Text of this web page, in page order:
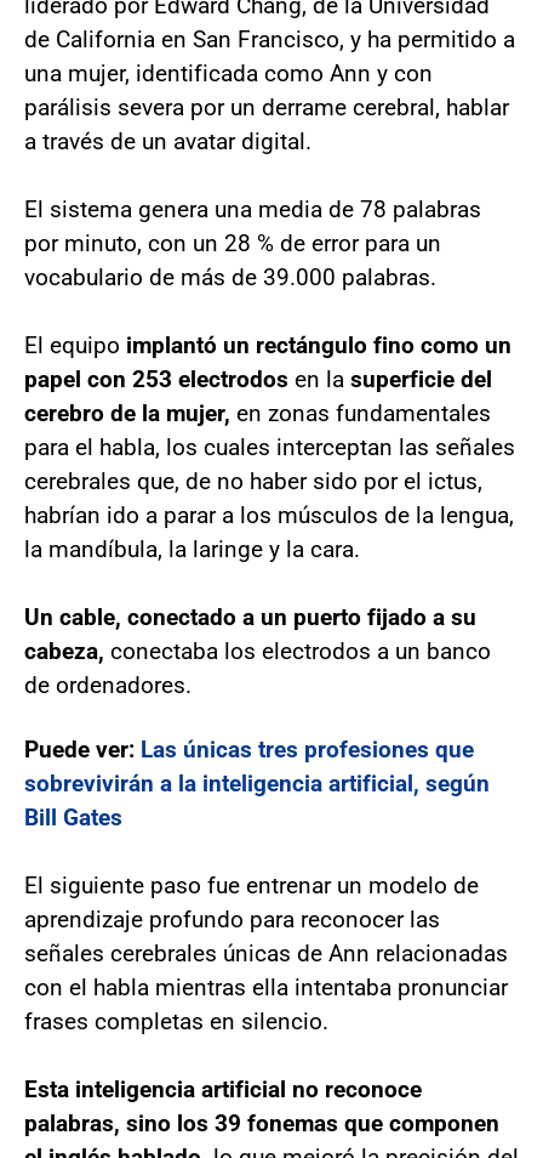
de California en San Francisco, y ha permitido a
una mujer, identificada como Ann y con
parálisis severa por un derrame cerebral, hablar
a través de un avatar digital.
El sistema genera una media de 78 palabras
por minuto, con un 28 % de error para un
vocabulario de más de 39.000 palabras.
El equipo implantó un rectángulo fino como un
papel con 253 electrodos en la superficie del
cerebro de la mujer, en zonas fundamentales
para el habla, los cuales interceptan las señales
cerebrales que, de no haber sido por el ictus,
habrían ido a parar a los músculos de la lengua,
la mandíbula, la laringe y la cara.
Un cable, conectado a un puerto fijado a su
cabeza, conectaba los electrodos a un banco
de ordenadores.
Puede ver: Las únicas tres profesiones que
sobrevivirán a la inteligencia artificial, según
Bill Gates
El siguiente paso fue entrenar un modelo de
aprendizaje profundo para reconocer las
señales cerebrales únicas de Ann relacionadas
con el habla mientras ella intentaba pronunciar
frases completas en silencio.
Esta inteligencia artificial no reconoce
palabras, sino los 39 fonemas que componen